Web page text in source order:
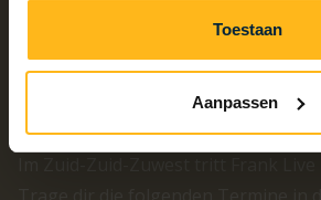
Toestaan
Aanpassen
Live Musik auf